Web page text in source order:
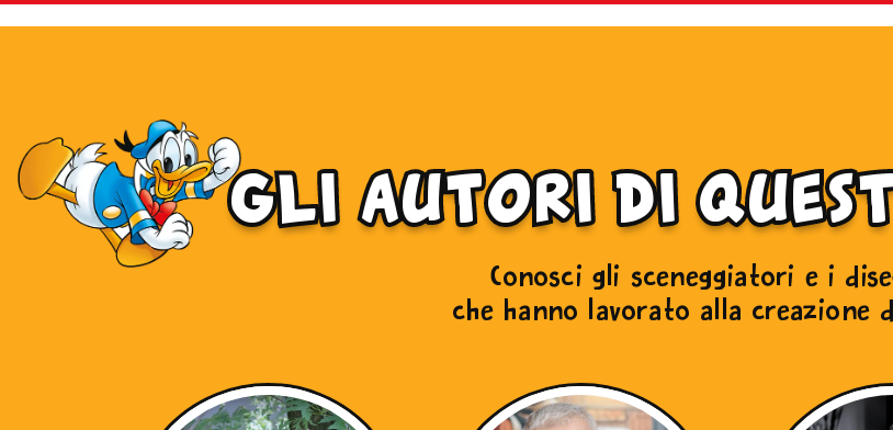
gli autori di
Conosci gli sceneggiatori e i
che hanno lavorato alla creazione